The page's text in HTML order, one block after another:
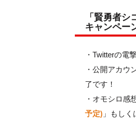
「賢勇者
キャンペー
・Twitterの電
・公開アカウ
了です！
・オモシロ感
予定) 」もしく